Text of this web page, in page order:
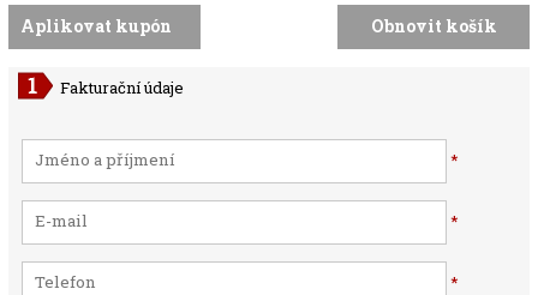
Fakturační údaje
*
*
*